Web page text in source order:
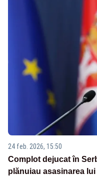
24 feb. 2026, 15:50
Complot dejucat în
plănuiau asasinarea